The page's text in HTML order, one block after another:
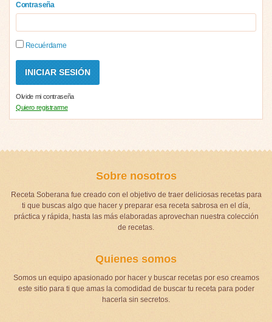
Contraseña
Recuérdame
Olvide mi contraseña
Quiero registrarme
Sobre nosotros
Receta Soberana fue creado con el objetivo de traer deliciosas recetas para
ti que buscas algo que hacer y preparar esa receta sabrosa en el día,
práctica y rápida, hasta las más elaboradas aprovechan nuestra colección
de recetas.
Quienes somos
Somos un equipo apasionado por hacer y buscar recetas por eso creamos
este sitio para ti que amas la comodidad de buscar tu receta para poder
hacerla sin secretos.